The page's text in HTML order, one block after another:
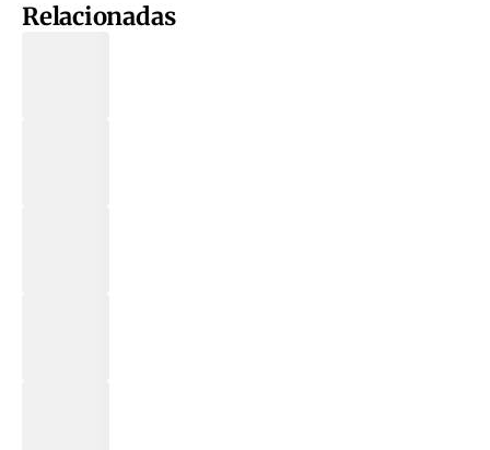
Relacionadas